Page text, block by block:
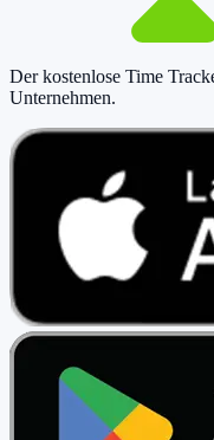
Der kostenlose Time
Unternehmen.